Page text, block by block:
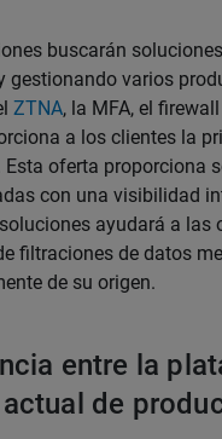
buscarán
gestionando varios
ZTNA, la MFA, el
a los clientes la
oferta proporciona
con una visibilidad
ayudará a
filtraciones de datos
de su origen.
entre la
de